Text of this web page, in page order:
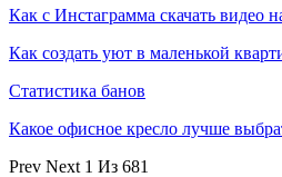
Как с Инстаграмма скачать видео
Как создать уют в маленькой
Статистика банов
Какое офисное кресло лучше
Prev Next 1 Из 681